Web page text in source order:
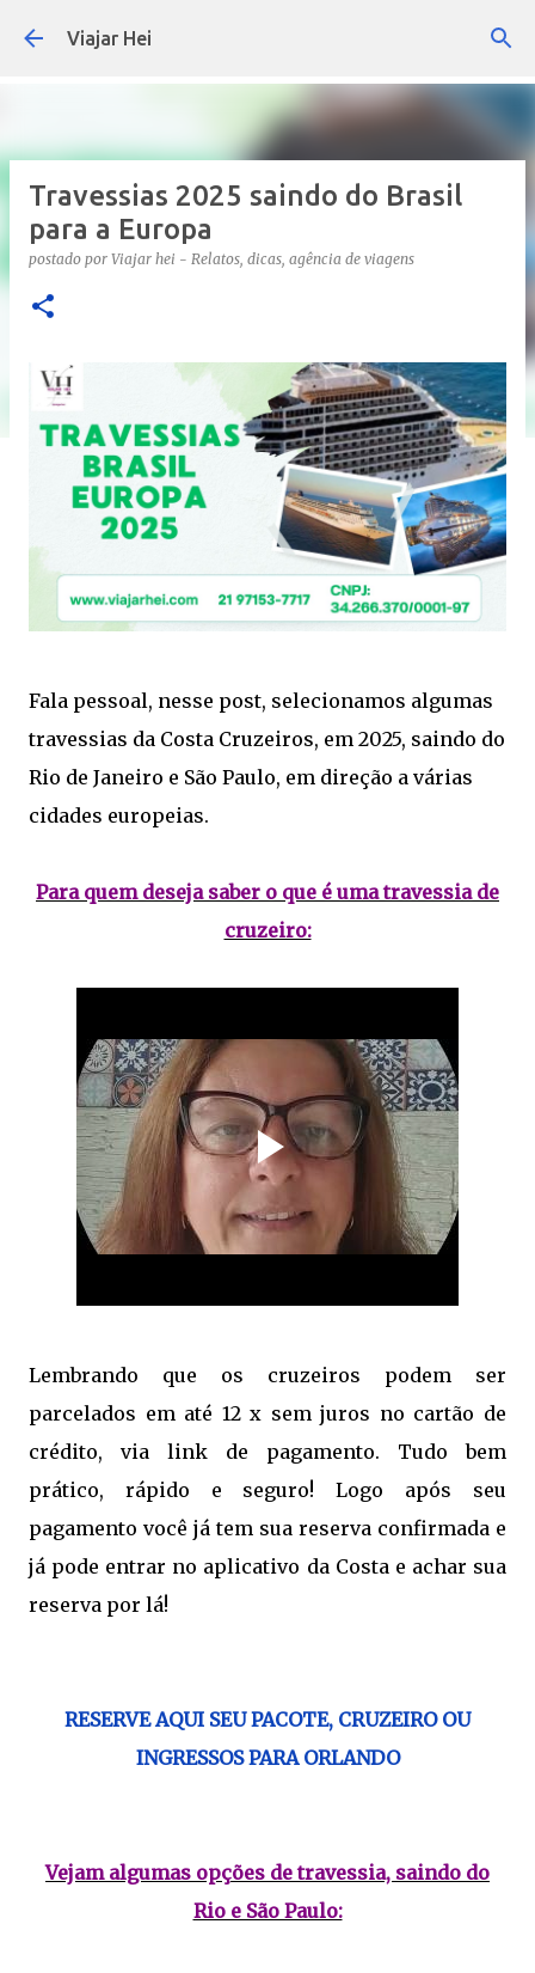
Pular para o conteúdo principal
Viajar Hei
Travessias 2025 saindo do Brasil
para a Europa
postado por Viajar hei - Relatos, dicas, agência de viagens
Fala pessoal, nesse post, selecionamos algumas
travessias da Costa Cruzeiros, em 2025, saindo do
Rio de Janeiro e São Paulo, em direção a várias
cidades europeias.
Para quem deseja saber o que é uma travessia de
cruzeiro:
Lembrando que os cruzeiros podem ser
parcelados em até 12 x sem juros no cartão de
crédito, via link de pagamento. Tudo bem
prático, rápido e seguro! Logo após seu
pagamento você já tem sua reserva confirmada e
já pode entrar no aplicativo da Costa e achar sua
reserva por lá!
RESERVE AQUI SEU PACOTE, CRUZEIRO OU
INGRESSOS PARA ORLANDO
Vejam algumas opções de travessia, saindo do
Rio e São Paulo: